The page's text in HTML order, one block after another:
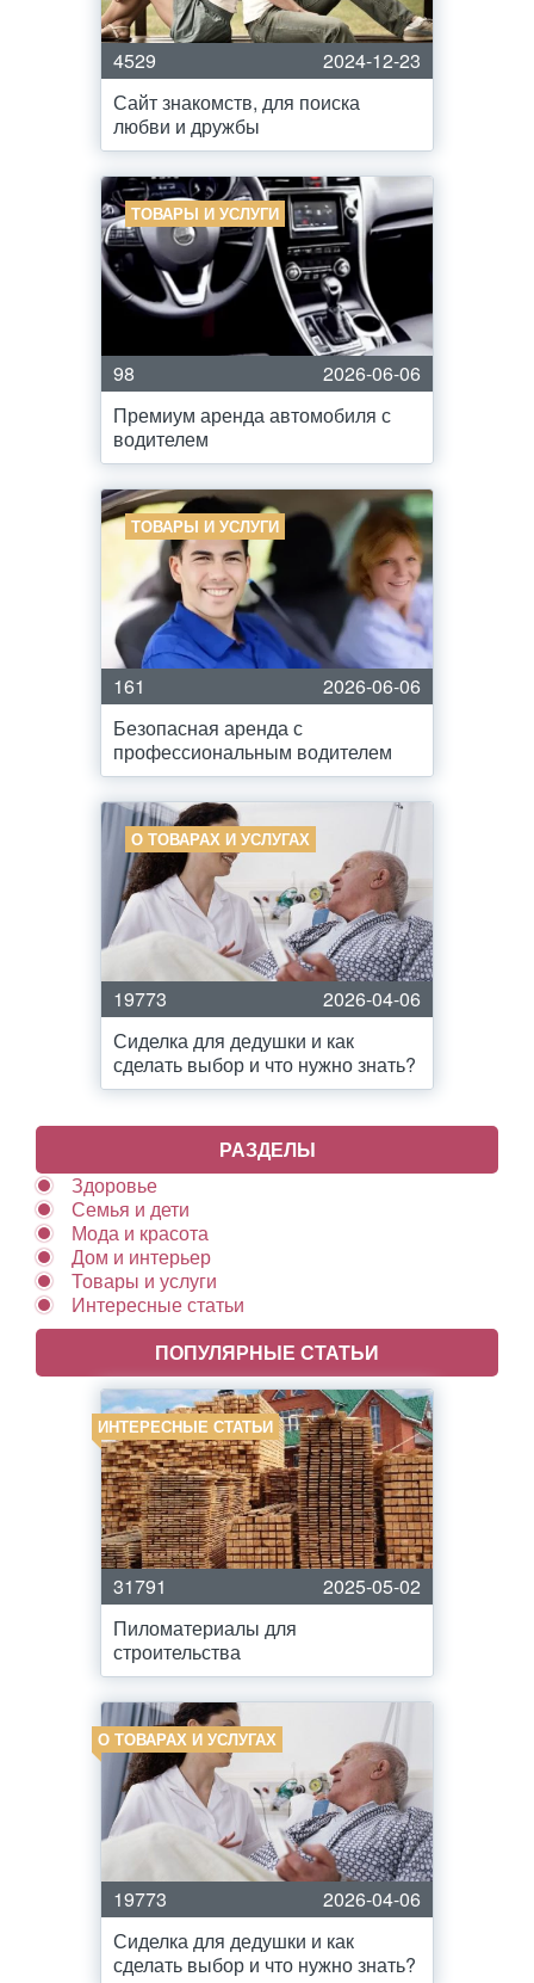
4529
2024-12-23
Сайт знакомств, для поиска
любви и дружбы
ТОВАРЫ И УСЛУГИ
98
2026-06-06
Премиум аренда автомобиля с
водителем
ТОВАРЫ И УСЛУГИ
161
2026-06-06
Безопасная аренда с
профессиональным водителем
О ТОВАРАХ И УСЛУГАХ
19773
2026-04-06
Сиделка для дедушки и как
сделать выбор и что нужно знать?
РАЗДЕЛЫ
Здоровье
Семья и дети
Мода и красота
Дом и интерьер
Товары и услуги
Интересные статьи
ПОПУЛЯРНЫЕ СТАТЬИ
ИНТЕРЕСНЫЕ СТАТЬИ
31791
2025-05-02
Пиломатериалы для
строительства
О ТОВАРАХ И УСЛУГАХ
19773
2026-04-06
Сиделка для дедушки и как
сделать выбор и что нужно знать?